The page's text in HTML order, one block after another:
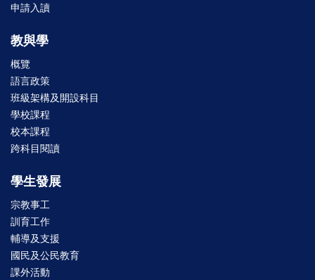
申請入讀
教與學
概覽
語言政策
班級架構及開設科目
學校課程
校本課程
跨科目閱讀
學生發展
宗教事工
訓育工作
輔導及支援
國民及公民教育
課外活動